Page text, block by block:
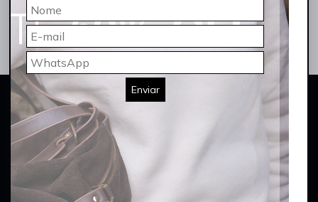
CADASTRE-SE E GANHE 10% OFF
NA SUA PRIMEIRA COMPRA
*Cupom não acumulativo com outras promoções e descontos
Digite seu nome
Digite seu e-mail
Enviar